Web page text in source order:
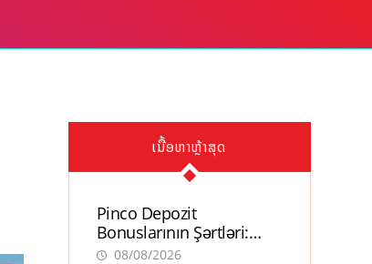
ເນື້ອຫາຫຼ້າສຸດ
Pinco Depozit
Bonuslarının Şərtləri:
Təcrübəli İstifadəçilərdən
08/08/2026